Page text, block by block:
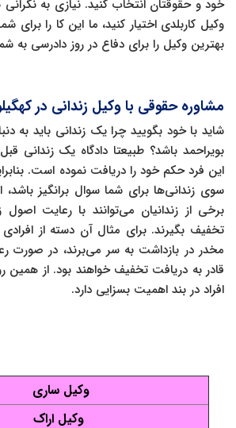
خود و حقوقتان انتخاب کنید. نیازی به نگرانی
وکیل کاربلدی اختیار کنید، ما این کا را برای
بهترین وکیل را برای دفاع در روز دادرسی به
مشاوره حقوقی با وکیل زندانی در
شاید با خود بگویید چرا یک زندانی باید به
بویراحمد باشد؟ طبیعتا دادگاه یک زندانی
این فرد حکم خود را دریافت نموده است.
سوی زندانی‌ها برای شما سوال برانگیز باشد،
برخی از زندانیان می‌توانند با رعایت
تخفیف بگیرند. برای مثال آن دسته از
مخدر در بازداشت به سر می‌برند، در صورت
قادر به دریافت تخفیف خواهند بود. از همین
افراد در بند اهمیت بسزایی دارد.
وکیل ساری
وکیل اراک